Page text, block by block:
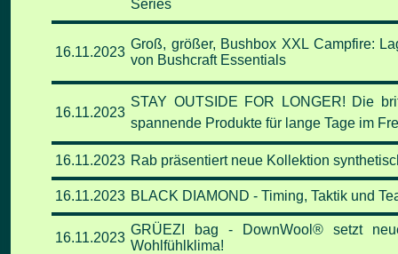
Series
16.11.2023
Groß, größer, Bushbox XXL Campfire:
von Bushcraft Essentials
16.11.2023
STAY OUTSIDE FOR LONGER! Die
spannende Produkte für lange Tage im
16.11.2023 Rab präsentiert neue Kollektion
16.11.2023 BLACK DIAMOND - Timing, Taktik und
16.11.2023
GRÜEZI bag - DownWool® setzt
Wohlfühlklima!